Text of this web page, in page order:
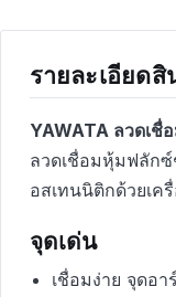
รายละเอียดสิ
YAWATA ลวดเชื่
ลวดเชื่อมหุ้มฟลัก
อสเทนนิติกด้วยเค
จุดเด่น
เชื่อมง่าย จุดอ